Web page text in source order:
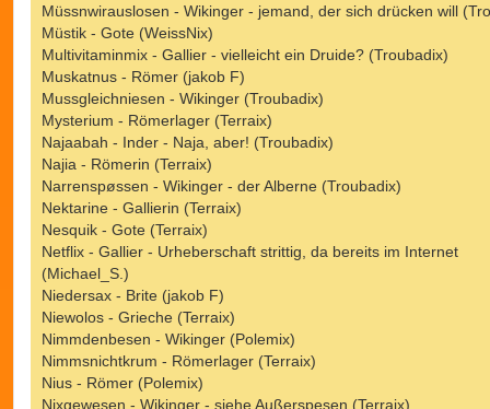
Müssnwirauslosen - Wikinger - jemand, der sich drücken will
Müstik - Gote (WeissNix)
Multivitaminmix - Gallier - vielleicht ein Druide? (Troubadix)
Muskatnus - Römer (jakob F)
Mussgleichniesen - Wikinger (Troubadix)
Mysterium - Römerlager (Terraix)
Najaabah - Inder - Naja, aber! (Troubadix)
Najia - Römerin (Terraix)
Narrenspøssen - Wikinger - der Alberne (Troubadix)
Nektarine - Gallierin (Terraix)
Nesquik - Gote (Terraix)
Netflix - Gallier - Urheberschaft strittig, da bereits im Internet
(Michael_S.)
Niedersax - Brite (jakob F)
Niewolos - Grieche (Terraix)
Nimmdenbesen - Wikinger (Polemix)
Nimmsnichtkrum - Römerlager (Terraix)
Nius - Römer (Polemix)
Nixgewesen - Wikinger - siehe Außerspesen (Terraix)